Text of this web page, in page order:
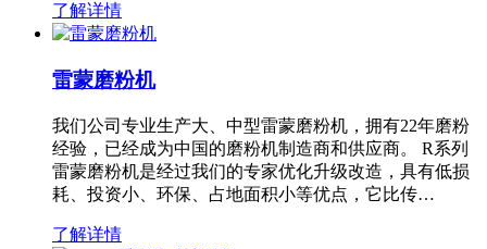
了解详情
雷蒙磨粉机
我们公司专业生产大、中型雷蒙磨粉机，拥有22年磨粉
经验，已经成为中国的磨粉机制造商和供应商。 R系列
雷蒙磨粉机是经过我们的专家优化升级改造，具有低损
耗、投资小、环保、占地面积小等优点，它比传…
了解详情